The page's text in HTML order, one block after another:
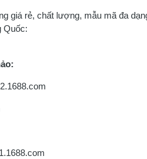
giá rẻ, chất lượng, mẫu mã đa
Quốc: